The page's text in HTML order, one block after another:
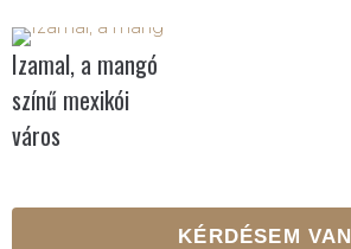
Izamal, a mangó
színű mexikói
város
KÉRDÉSEM VAN